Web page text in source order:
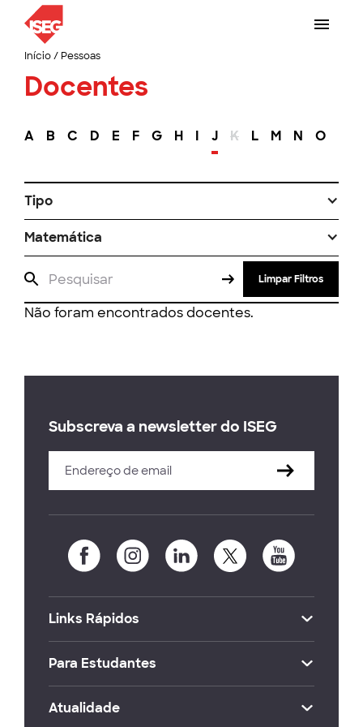
Início/ Pessoas
Docentes
A B C D E F G H I J K L M N O
Tipo
Matemática
Limpar Filtros
Não foram encontrados docentes.
Subscreva a newsletter do ISEG
Links Rápidos
Para Estudantes
Atualidade